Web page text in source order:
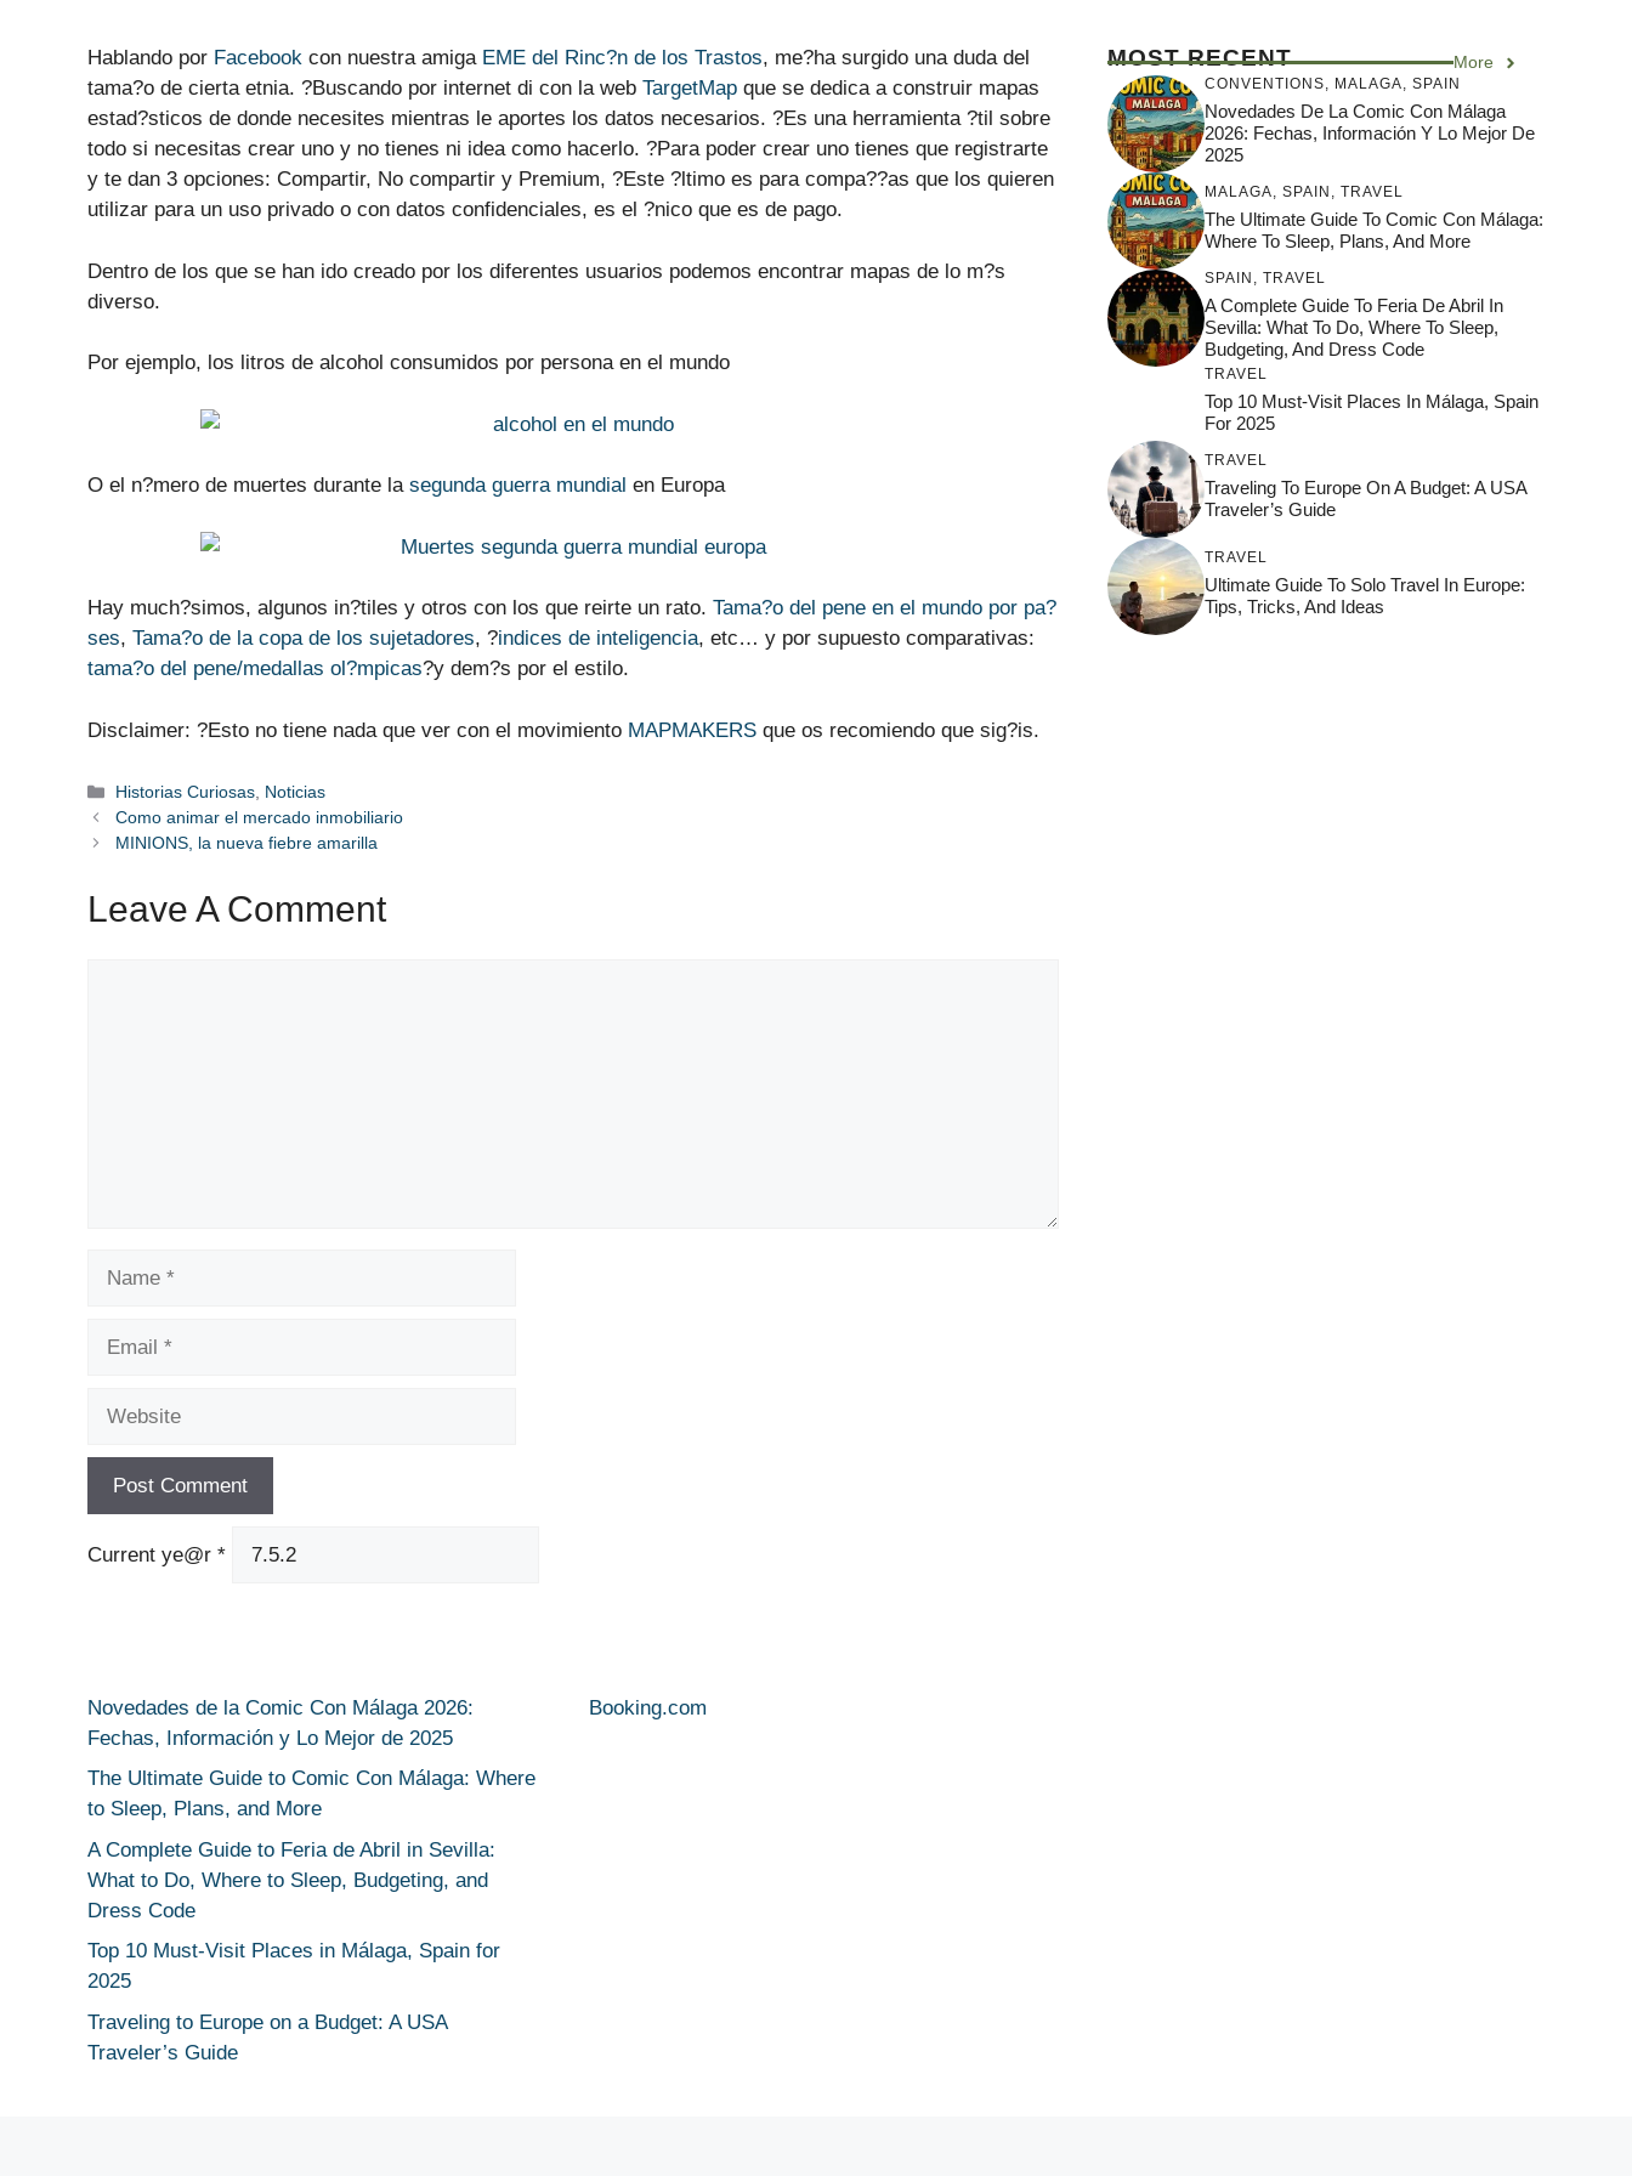
Hablando por Facebook con nuestra amiga EME del Rinc?n de los Trastos, me?ha surgido una duda del
tama?o de cierta etnia. ?Buscando por internet di con la web TargetMap que se dedica a construir mapas
estad?sticos de donde necesites mientras le aportes los datos necesarios. ?Es una herramienta ?til sobre
todo si necesitas crear uno y no tienes ni idea como hacerlo. ?Para poder crear uno tienes que registrarte
y te dan 3 opciones: Compartir, No compartir y Premium, ?Este ?ltimo es para compa??as que los quieren
utilizar para un uso privado o con datos confidenciales, es el ?nico que es de pago.
Dentro de los que se han ido creado por los diferentes usuarios podemos encontrar mapas de lo m?s
diverso.
Por ejemplo, los litros de alcohol consumidos por persona en el mundo
O el n?mero de muertes durante la segunda guerra mundial en Europa
Hay much?simos, algunos in?tiles y otros con los que reirte un rato. Tama?o del pene en el mundo por pa?
ses, Tama?o de la copa de los sujetadores, ?indices de inteligencia, etc… y por supuesto comparativas:
tama?o del pene/medallas ol?mpicas?y dem?s por el estilo.
Disclaimer: ?Esto no tiene nada que ver con el movimiento MAPMAKERS que os recomiendo que sig?is.
Categories
Historias Curiosas, Noticias
Como animar el mercado inmobiliario
MINIONS, la nueva fiebre amarilla
Leave A Comment
Current ye@r *
MOST RECENT More
CONVENTIONS MALAGA SPAIN
Novedades De La Comic Con Málaga
2026: Fechas, Información Y Lo Mejor De
2025
MALAGA SPAIN TRAVEL
The Ultimate Guide To Comic Con Málaga:
Where To Sleep, Plans, And More
SPAIN TRAVEL
A Complete Guide To Feria De Abril In
Sevilla: What To Do, Where To Sleep,
Budgeting, And Dress Code
TRAVEL
Top 10 Must-Visit Places In Málaga, Spain
For 2025
TRAVEL
Traveling To Europe On A Budget: A USA
Traveler’s Guide
TRAVEL
Ultimate Guide To Solo Travel In Europe:
Tips, Tricks, And Ideas
Novedades de la Comic Con Málaga 2026:
Fechas, Información y Lo Mejor de 2025
The Ultimate Guide to Comic Con Málaga: Where
to Sleep, Plans, and More
A Complete Guide to Feria de Abril in Sevilla:
What to Do, Where to Sleep, Budgeting, and
Dress Code
Top 10 Must-Visit Places in Málaga, Spain for
2025
Traveling to Europe on a Budget: A USA
Traveler’s Guide
Booking.com